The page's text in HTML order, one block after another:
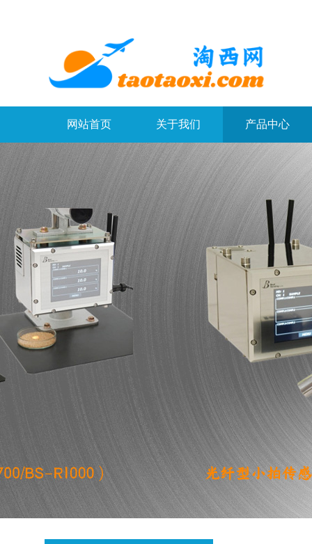
网站首页 关于我们 产品中心